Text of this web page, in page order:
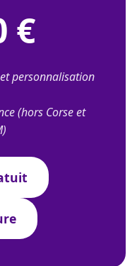
€
personnalisation
(hors Corse et